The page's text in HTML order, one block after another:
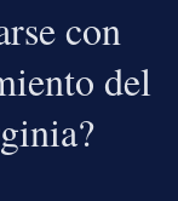
con
del